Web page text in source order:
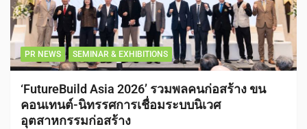
PR NEWS SEMINAR & EXHIBITIONS
‘FutureBuild Asia 2026’ รวมพลคนก่อสร้าง ขน
คอนเทนต์-นิทรรศการเชื่อมระบบนิเวศ
อุตสาหกรรมก่อสร้าง